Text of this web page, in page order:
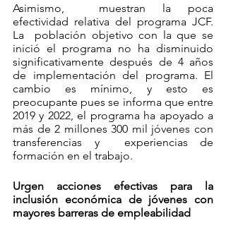
Asimismo,  muestran la poca
efectividad relativa del programa JCF.
La  población objetivo con la que se
inició el programa no ha disminuido
significativamente después de 4 años
de implementación del programa. El
cambio es mínimo, y esto es
preocupante pues se informa que entre
2019 y 2022, el programa ha apoyado a
más de 2 millones 300 mil jóvenes con
transferencias y  experiencias de
formación en el trabajo.
Urgen acciones efectivas para la
inclusión económica de jóvenes con
mayores barreras de empleabilidad